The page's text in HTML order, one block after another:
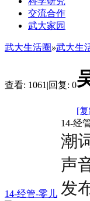
交流合作
武大家园
武大生活圈»武大生
查看: 1061 |回复: 0
[
14-经管-零儿
14-经
潮
声
发